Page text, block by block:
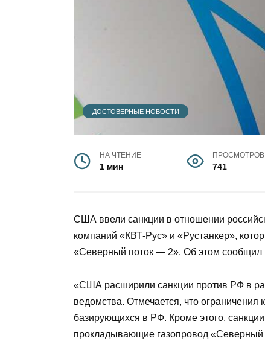
ДОСТОВЕРНЫЕ НОВОСТИ
НА ЧТЕНИЕ
1 мин
ПРОСМОТРОВ
741
США ввели санкции в отношении
компаний «КВТ-Рус» и «Рустанкер»,
«Северный поток — 2». Об этом
«США расширили санкции против РФ в
ведомства. Отмечается, что
базирующихся в РФ. Кроме этого,
прокладывающие газопровод